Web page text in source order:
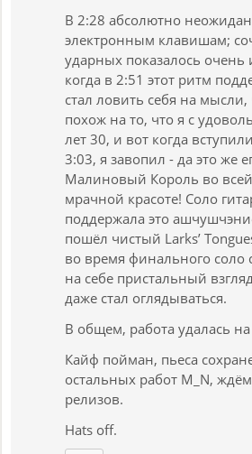
В 2:28 абсолютно
электронным клавишам;
ударных показалось очень
когда в 2:51 этот ритм
стал ловить себя на мысли,
похож на то, что я с
лет 30, и вот когда
3:03, я завопил - да это же
Малиновый Король во всей
мрачной красоте! Соло
поддержала это
пошёл чистый Larks’
во время финального соло
на себе пристальный
даже стал оглядываться.
В общем, работа удалась на
Кайф пойман, пьеса
остальных работ M_N,
релизов.
Hats off.